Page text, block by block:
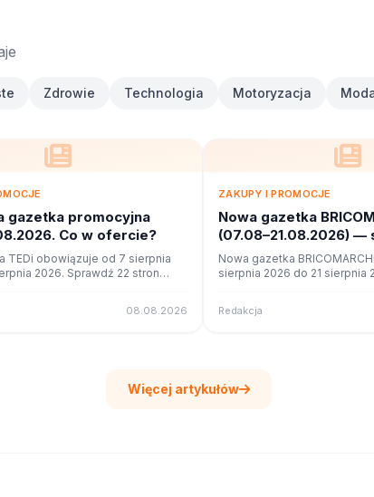
Zdrowie Technologia Motoryzacja
gazetka promocyjna
Co w ofercie?
TEDi obowiązuje od 7 sierpnia
2026. Sprawdź 22 stron
08.08.2026
ZAKUPY I PROMOCJE
Nowa gazetka
(07.08–21.08.2026) —
promocje
Nowa gazetka
sierpnia 2026 do 21 sierpnia
Redakcja
Więcej artykułów